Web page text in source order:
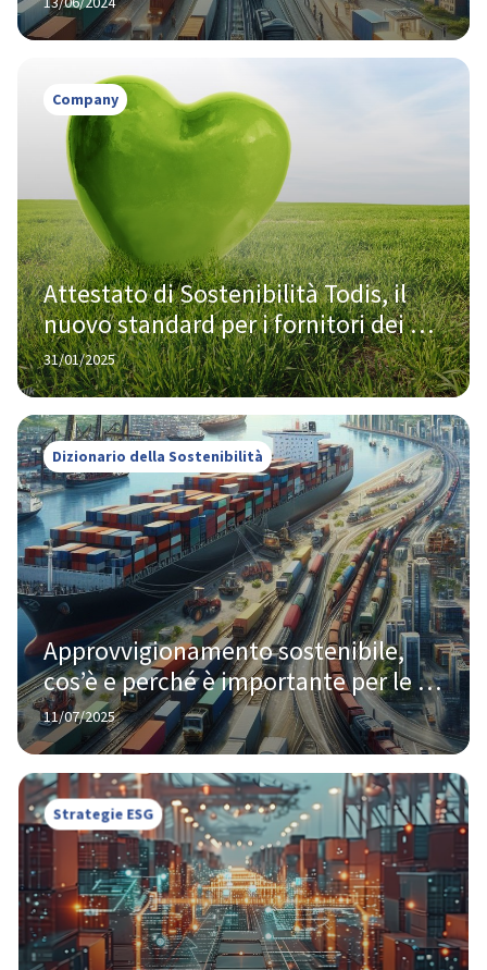
Company
Attestato di Sostenibilità Todis, il
nuovo standard per i fornitori dei
suoi prodotti a marchio
31/01/2025
Dizionario della Sostenibilità
Approvvigionamento sostenibile,
cos’è e perché è importante per le
aziende
11/07/2025
Strategie ESG